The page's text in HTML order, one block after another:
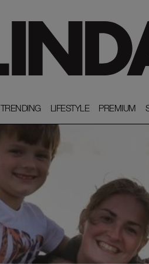
TRENDING
TRENDING LIFESTYLE
LIFESTYLE PREMIUM
PREMIUM